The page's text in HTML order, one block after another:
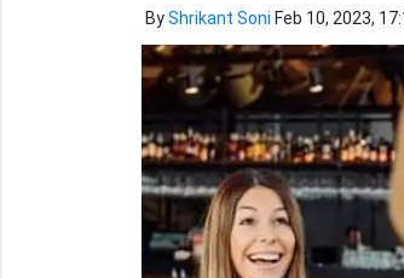
ByShrikant Soni Feb 10, 2023,